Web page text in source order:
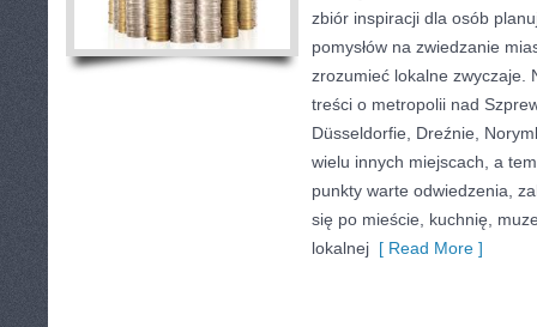
zbiór inspiracji dla osób
pomysłów na zwiedzanie
zrozumieć lokalne zwyczaje.
treści o metropolii nad
Düsseldorfie, Dreźnie,
wielu innych miejscach, a
punkty warte odwiedzenia,
się po mieście, kuchnię,
lokalnej [ Read More ]